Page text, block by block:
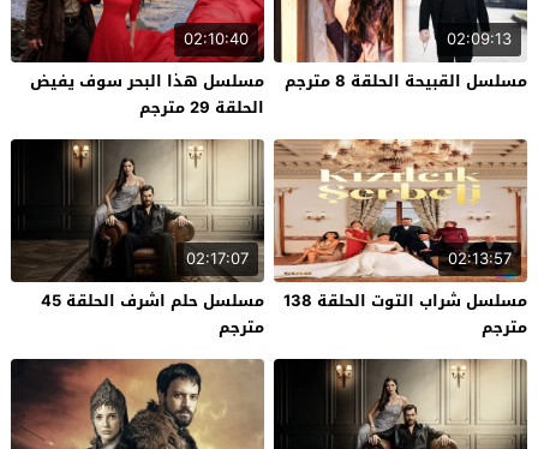
02:09:13
مسلسل القبيحة الحلقة 8 مترجم
02:10:40
مسلسل هذا البحر سوف يفيض
الحلقة 29 مترجم
02:13:57
مسلسل شراب التوت الحلقة 138
مترجم
02:17:07
مسلسل حلم اشرف الحلقة 45
مترجم